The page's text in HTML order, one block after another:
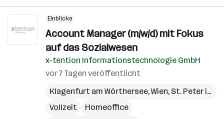
Einblicke
Account Manager (m/w/d) mit Fokus
auf das Sozialwesen
x-tention Informationstechnologie GmbH
vor 7 Tagen veröffentlicht
Klagenfurt am Wörthersee,Wien, St. Peter in der Au
Vollzeit
Homeoffice